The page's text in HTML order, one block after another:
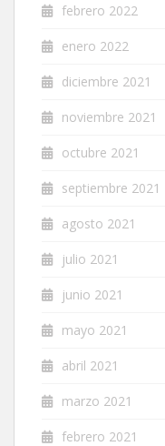
febrero 2022
enero 2022
diciembre 2021
noviembre 2021
octubre 2021
septiembre 2021
agosto 2021
julio 2021
junio 2021
mayo 2021
abril 2021
marzo 2021
febrero 2021